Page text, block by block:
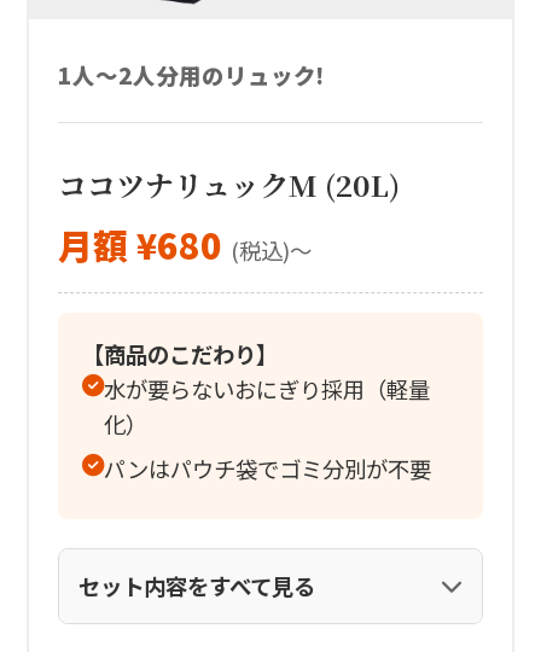
1人〜2人分用のリュック!
ココツナリュックM (20L)
月額 ¥680 (税込)〜
【商品のこだわり】
水が要らないおにぎり採用（軽量
化）
パンはパウチ袋でゴミ分別が不要
セット内容をすべて見る